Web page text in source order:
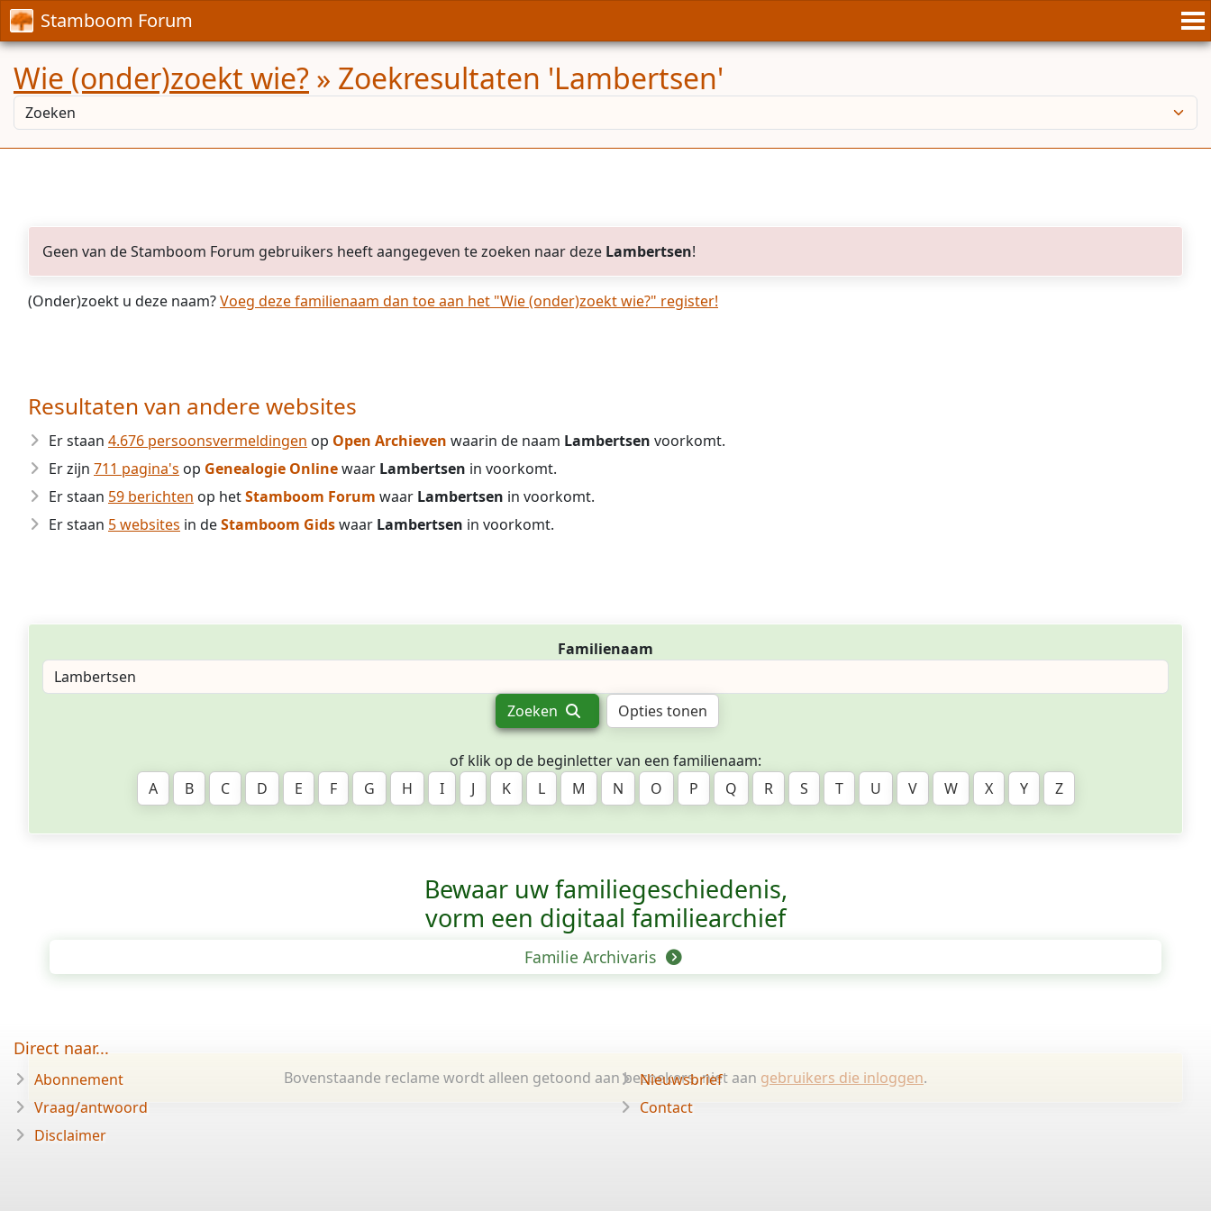
Stamboom Forum
Wie (onder)zoekt wie? » Zoekresultaten 'Lambertsen'
Geen van de Stamboom Forum gebruikers heeft aangegeven te zoeken naar deze Lambertsen!
(Onder)zoekt u deze naam?Voeg deze familienaam dan toe aan het "Wie (onder)zoekt wie?" register!
Resultaten van andere websites
Er staan 4.676 persoonsvermeldingen op Open Archieven waarin de naam Lambertsen voorkomt.
Er zijn 711 pagina's op Genealogie Onlinewaar Lambertsen in voorkomt.
Er staan 59 berichten op hetStamboom Forum waar Lambertsen in voorkomt.
Er staan 5 websites in deStamboom Gidswaar Lambertsen in voorkomt.
Familienaam
Zoeken Opties tonen
of klik op de beginletter van een familienaam:
A
B C D E F G H I J K L M N O P Q R S T U V W X Y Z
Bewaar uw familie­geschiedenis,
vorm een digitaal familiearchief
Familie Archivaris
Bovenstaande reclame wordt alleen getoond aan bezoekers, niet aan gebruikers die inloggen.
Direct naar...
Abonnement
Vraag/antwoord
Disclaimer
Nieuwsbrief
Contact